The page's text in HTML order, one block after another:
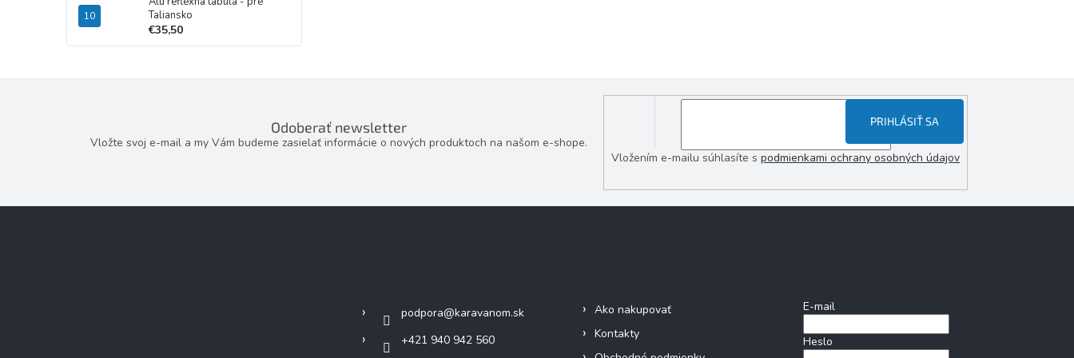
Taliansko
€35,50
Odoberať newsletter
Vložte svoj e-mail a my Vám budeme zasielať informácie o nových produktoch na našom e-shope.
Vložením e-mailu súhlasíte s podmienkami ochrany osobných údajov
PRIHLÁSIŤ SA
podpora@karavanom.sk
+421 940 942 560
Ako nakupovať
Kontakty
E-mail
Heslo